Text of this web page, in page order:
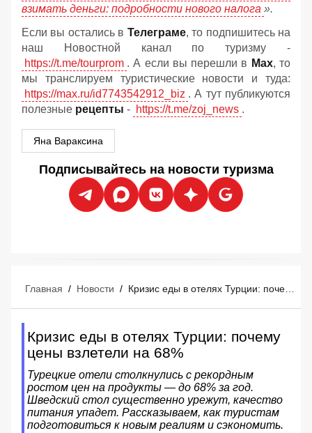
взимать деньги: подробности нового налога ».
Если вы остались в Телеграме, то подпишитесь на
наш Новостной канал по туризму -
https://t.me/tourprom . А если вы перешли в Мах, то
мы транслируем туристические новости и туда:
https://max.ru/id7743542912_biz . А тут публикуются
полезные рецепты - https://t.me/zoj_news .
Яна Вараксина
Подписывайтесь на новости туризма
Главная / Новости /
Кризис еды в отелях Турции: почему
цены взлетели на 68%
Турецкие отели столкнулись с рекордным
ростом цен на продукты — до 68% за год.
Шведский стол существенно урежут, качество
питания упадет. Рассказываем, как туристам
подготовиться к новым реалиям и сэкономить.